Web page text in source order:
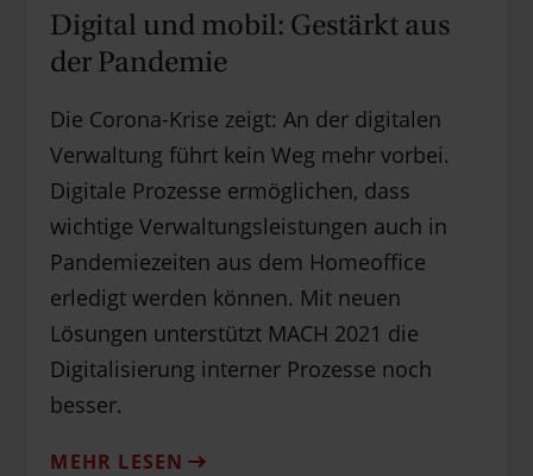
Digital und mobil: Gestärkt aus
der Pandemie
Die Corona-Krise zeigt: An der digitalen
Verwaltung führt kein Weg mehr vorbei.
Digitale Prozesse ermöglichen, dass
wichtige Verwaltungsleistungen auch in
Pandemiezeiten aus dem Homeoffice
erledigt werden können. Mit neuen
Lösungen unterstützt MACH 2021 die
Digitalisierung interner Prozesse noch
besser.
MEHR LESEN